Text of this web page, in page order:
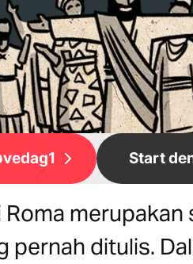
Start
merupakan
pernah ditulis.